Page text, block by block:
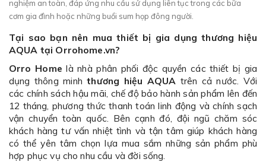
nghiệm an toàn, đáp ứng nhu cầu sử dụng liên tục trong các bữa
cơm gia đình hoặc những buổi sum họp đông người.
Tại sao bạn nên mua thiết bị gia dụng thương hiệu
AQUA tại Orrohome.vn?
Orro Home là nhà phân phối độc quyền các thiết bị gia
dụng thông minhthương hiệu AQUA trên cả nước. Với
các chính sách hậu mãi, chế độ bảo hành sản phẩm lên đến
12 tháng, phương thức thanh toán linh động và chính sạch
vận chuyển toàn quốc. Bên cạnh đó, đội ngũ chăm sóc
khách hàng tư vấn nhiệt tình và tận tâm giúp khách hàng
có thể yên tâm chọn lựa mua sắm những sản phẩm phù
hợp phục vụ cho nhu cầu và đời sống.